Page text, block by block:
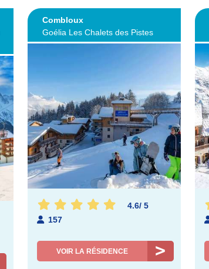
Combloux
Goélia Les Chalets des Pistes
4.6/ 5
157
VOIR LA RÉSIDENCE